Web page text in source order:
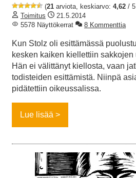
(21 arviota, keskiarvo: 4,62 /
Toimitus
21.5.2014
5578 Näyttökerrat
8 Kommenttia
Kun Stolz oli esittämässä
kesken kaiken kiellettiin sakkojen
Hän ei välittänyt kiellosta, vaan
todisteiden esittämistä. Niinpä
pidätettiin oikeussalissa.
Lue lisää